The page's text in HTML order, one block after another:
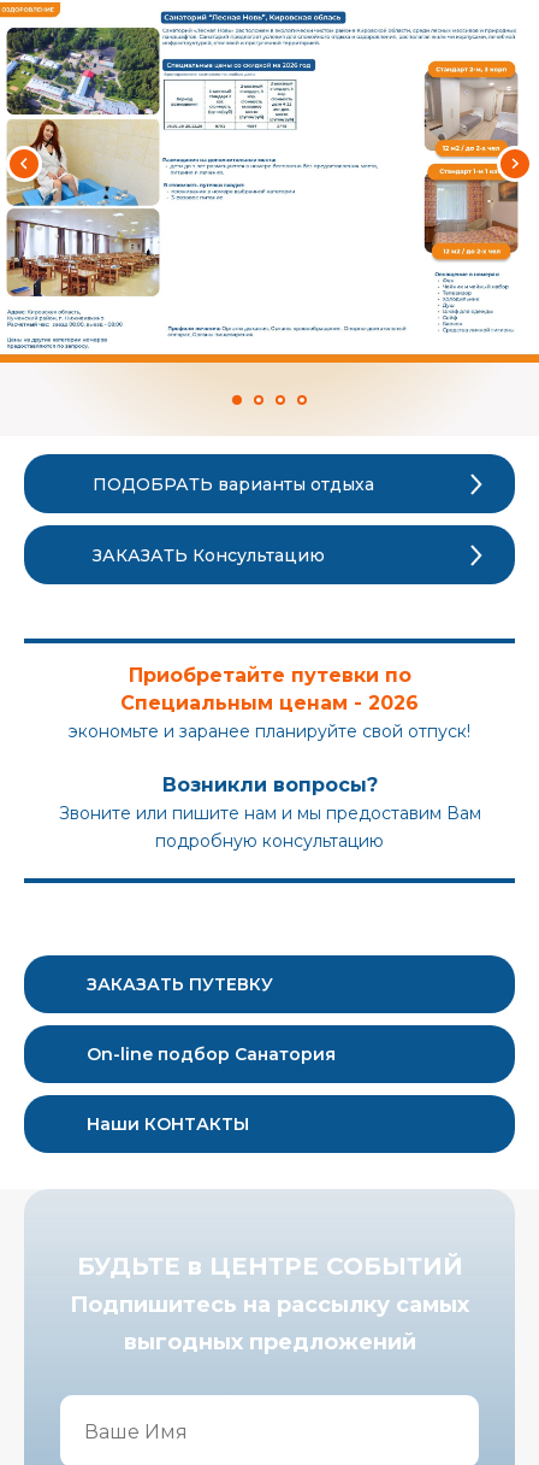
ПОДОБРАТЬ варианты отдыха
ЗАКАЗАТЬ Консультацию
Приобретайте путевки по
Специальным ценам - 2026
экономьте и заранее планируйте свой отпуск!
Возникли вопросы?
Звоните или пишите нам и мы предоставим Вам
подробную консультацию
ЗАКАЗАТЬ ПУТЕВКУ
On-line подбор Санатория
Наши КОНТАКТЫ
БУДЬТЕ в ЦЕНТРЕ СОБЫТИЙ
Подпишитесь на рассылку самых
выгодных предложений